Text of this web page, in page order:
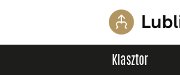
Klasztor